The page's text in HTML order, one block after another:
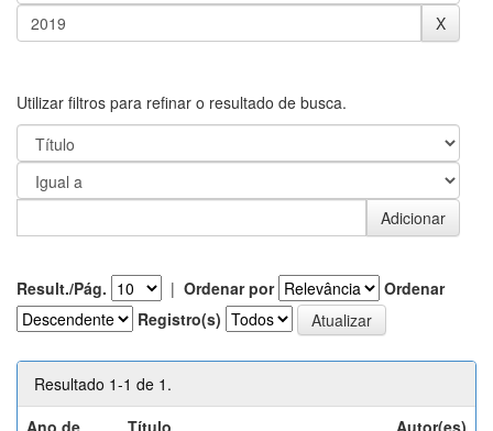
Utilizar filtros para refinar o resultado de busca.
Result./Pág. | Ordenar por
Ordenar
Registro(s)
Resultado 1-1 de 1.
Ano de
Título Autor(es)